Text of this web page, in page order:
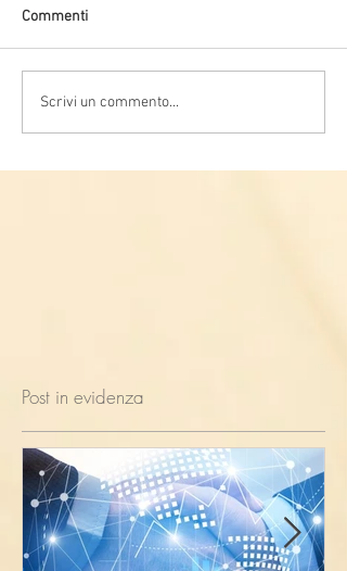
Commenti
Scrivi un commento...
Post in evidenza